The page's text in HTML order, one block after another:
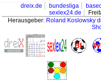
dreix.de bundesliga
sexlex24.de
Herausgeber: Roland Koslowsky